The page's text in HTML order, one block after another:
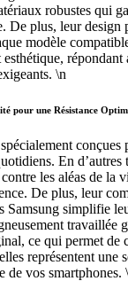
robustes qui
De plus, leur design
modèle
répondant
\n
pour une Résistance
conçues
En d’autres
les aléas de la
De plus, leur
Samsung simplifie
travaillée
ce qui permet de
représentent une
de vos smartphones.